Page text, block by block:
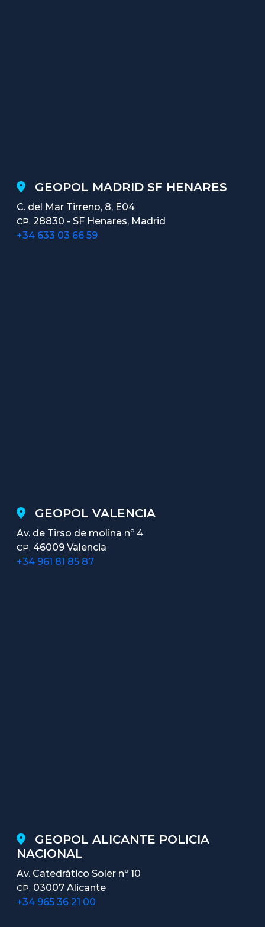
GEOPOL MADRID SF HENARES
C. del Mar Tirreno, 8, E04
CP. 28830 - SF Henares, Madrid
+34 633 03 66 59
GEOPOL VALENCIA
Av. de Tirso de molina nº 4
CP. 46009 Valencia
+34 961 81 85 87
GEOPOL ALICANTE POLICIA
NACIONAL
Av. Catedrático Soler nº 10
CP. 03007 Alicante
+34 965 36 21 00